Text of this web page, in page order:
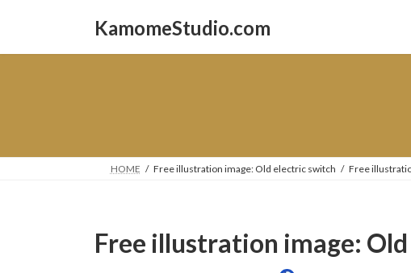
KamomeStudio.com
HOME Free illustration image: Old electric switch Free
Free illustration image: